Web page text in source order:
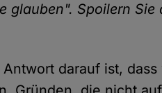
glauben". Spoilern Sie
darauf ist, dass